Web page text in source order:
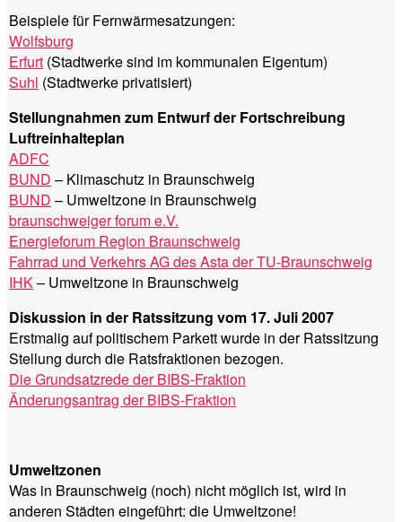
Beispiele für Fernwärmesatzungen:
Wolfsburg
Erfurt (Stadtwerke sind im kommunalen Eigentum)
Suhl (Stadtwerke privatisiert)
Stellungnahmen zum Entwurf der Fortschreibung
Luftreinhalteplan
ADFC
BUND – Klimaschutz in Braunschweig
BUND – Umweltzone in Braunschweig
braunschweiger forum e.V.
Energieforum Region Braunschweig
Fahrrad und Verkehrs AG des Asta der TU-Braunschweig
IHK– Umweltzone in Braunschweig
Diskussion in der Ratssitzung vom 17. Juli 2007
Erstmalig auf politischem Parkett wurde in der Ratssitzung
Stellung durch die Ratsfraktionen bezogen.
Die Grundsatzrede der BIBS-Fraktion
Änderungsantrag der BIBS-Fraktion
Umweltzonen
Was in Braunschweig (noch) nicht möglich ist, wird in
anderen Städten eingeführt: die Umweltzone!